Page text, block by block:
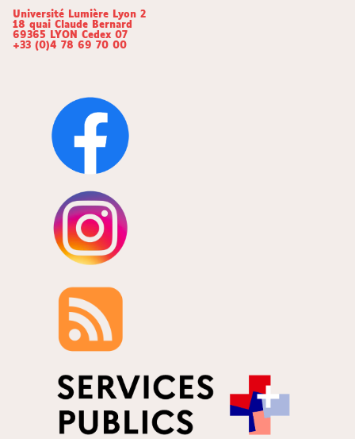
Université Lumière Lyon 2
18 quai Claude Bernard
69365 LYON Cedex 07
+33 (0)4 78 69 70 00